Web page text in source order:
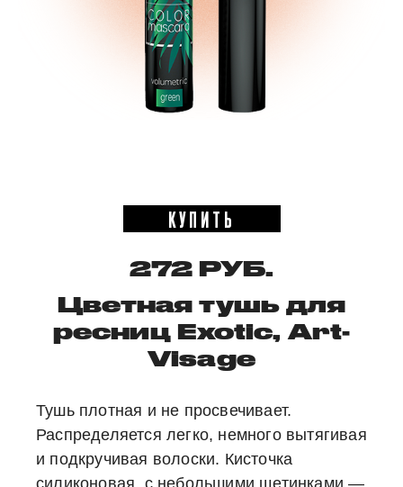
КУПИТЬ
272 РУБ.
Цветная тушь для
ресниц Exotic, Art-
Visage
Тушь плотная и не просвечивает.
Распределяется легко, немного вытягивая
и подкручивая волоски. Кисточка
силиконовая, с небольшими щетинками —